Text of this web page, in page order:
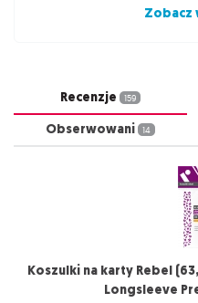
Zobacz
Recenzje 159
Obserwowani 14
Koszulki na karty Rebel
Longsleeve